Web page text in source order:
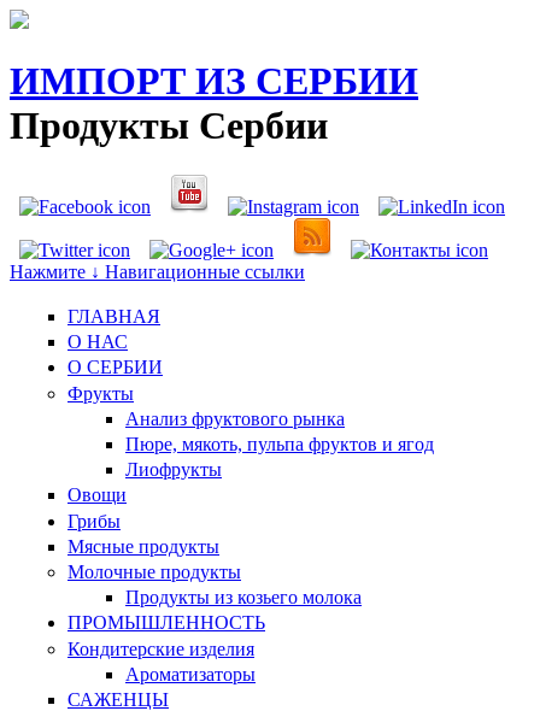
ИМПОРТ ИЗ СЕРБИИ
Продукты Сербии
Нажмите ↓ Навигационные ссылки
ГЛАВНАЯ
О НАС
O СЕРБИИ
Фрукты
Анализ фруктового рынка
Пюре, мякоть, пульпа фруктов и ягод
Лиофрукты
Овощи
Грибы
Мясные продукты
Молочные продукты
Продукты из козьего молока
ПРОМЫШЛЕННОСТЬ
Кондитерские изделия
Ароматизаторы
САЖЕНЦЫ